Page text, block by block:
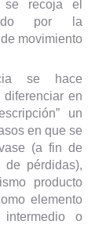
recoja el
por la
movimiento
se hace
en
un
en que se
(a fin de
de pérdidas),
producto
elemento
intermedio o